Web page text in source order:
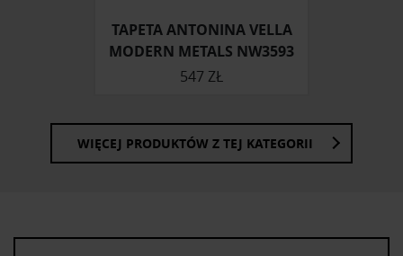
TAPETA ANTONINA VELLA
MODERN METALS NW3593
547 ZŁ
WIĘCEJ PRODUKTÓW Z TEJ KATEGORII